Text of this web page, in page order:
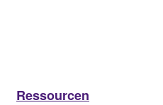
Ressourcen